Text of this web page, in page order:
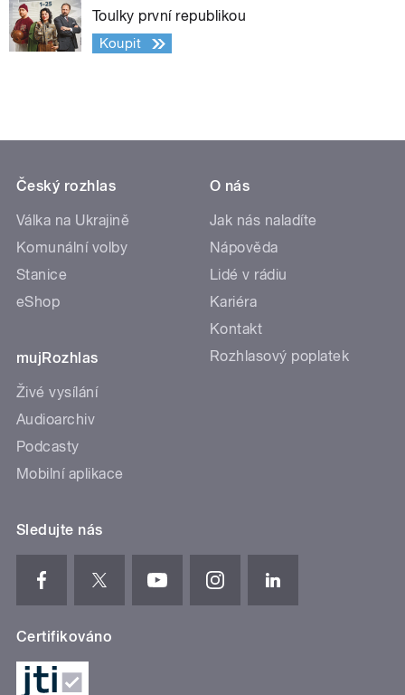
Toulky první republikou
Koupit
Český rozhlas
Válka na Ukrajině
Komunální volby
Stanice
eShop
mujRozhlas
Živé vysílání
Audioarchiv
Podcasty
Mobilní aplikace
O nás
Jak nás naladíte
Nápověda
Lidé v rádiu
Kariéra
Kontakt
Rozhlasový poplatek
Sledujte nás
Certifikováno